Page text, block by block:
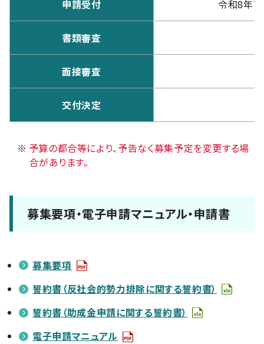
申請受付 令和8年7
書類審査
面接審査
交付決定
※ 予算の都合等により、予告なく募集予定を変更する場
合があります。
募集要項・電子申請マニュアル・申請書
募集要項
誓約書（反社会的勢力排除に関する誓約書）
誓約書（助成金申請に関する誓約書）
電子申請マニュアル